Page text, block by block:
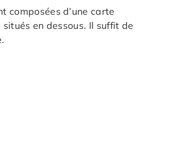
composées d’une carte
en dessous. Il suffit de